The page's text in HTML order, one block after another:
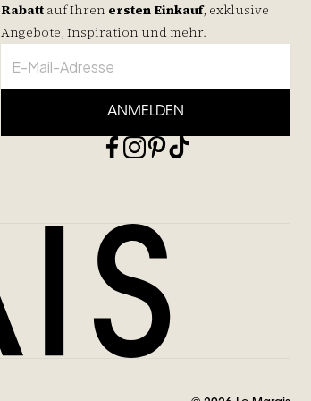
Rabatt aufIhren ersten Einkauf, exklusive
Angebote, Inspiration und mehr.
ANMELDEN